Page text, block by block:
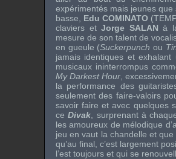
expérimentés mais jeunes que
basse, Edu COMINATO (
claviers etJorge SALAN à
mesure de son talent de
en gueule (Suckerpunch ou
jamais identiques et
musicaux ininterrompus
My Darkest Hour ,
la performance des
seulement des faire-valoirs
savoir faire et avec quelques
ceDivak , surprenant à
les amoureux de mélodique
jeu en vaut la chandelle et
qu’au final, c’est largement
l’est toujours et qui se